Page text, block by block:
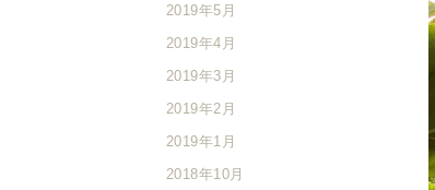
2019年5月
2019年4月
2019年3月
2019年2月
2019年1月
2018年10月